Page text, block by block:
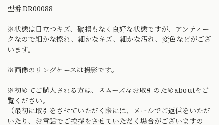
型番:DR00088
※状態は目立つキズ、破損もなく良好な状態ですが、アンティー
クなので細かな擦れ、細かなキズ、細かな汚れ、変色などがござ
います。
※画像のリングケースは撮影です。
※初めてご購入される方は、スムーズなお取引のためaboutをご
覧ください。
（最初に取引をさせていただく際には、メールでご返信をいただ
いたり、お電話でご挨拶をさせていただく場合がございますの